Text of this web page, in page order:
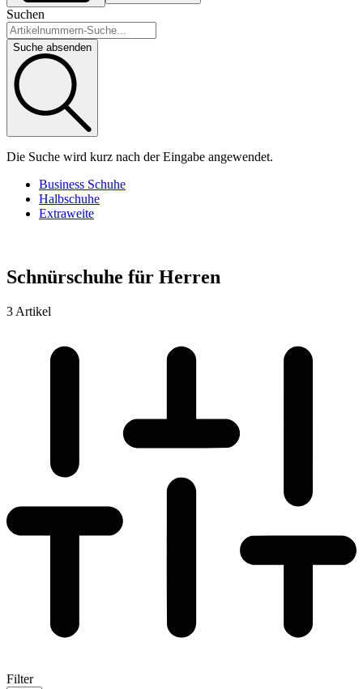
Suchen
Suche absenden
Die Suche wird kurz nach der Eingabe angewendet.
Business Schuhe
Halbschuhe
Extraweite
Schnürschuhe für Herren
3 Artikel
Filter